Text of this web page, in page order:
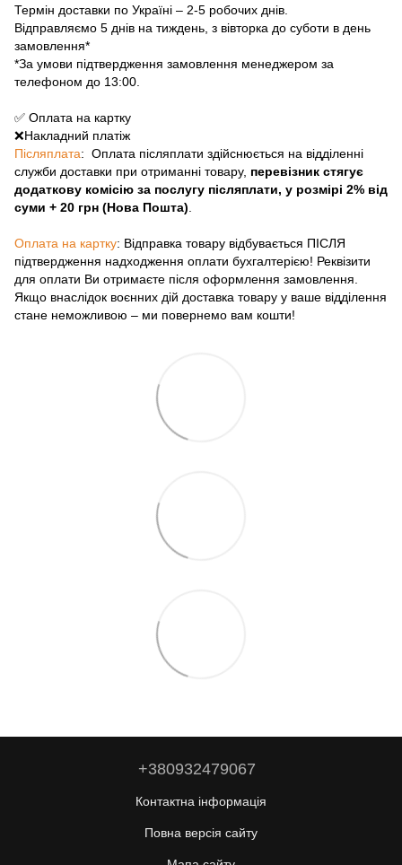
Термін доставки по Україні – 2-5 робочих днів.
Відправляємо 5 днів на тиждень, з вівторка до суботи в день
замовлення*
*За умови підтвердження замовлення менеджером за
телефоном до 13:00.
✅ Оплата на картку
❌Накладний платіж
Післяплата: Оплата післяплати здійснюється на відділенні
служби доставки при отриманні товару, перевізник стягує
додаткову комісію за послугу післяплати, у розмірі 2% від
суми + 20 грн (Нова Пошта)
Оплата на картку: Відправка товару відбувається ПІСЛЯ
підтвердження надходження оплати бухгалтерією! Реквізити
для оплати Ви отримаєте після оформлення замовлення.
Якщо внаслідок воєнних дій доставка товару у ваше відділення
стане неможливою – ми повернемо вам кошти!
+380932479067
Контактна інформація
Повна версія сайту